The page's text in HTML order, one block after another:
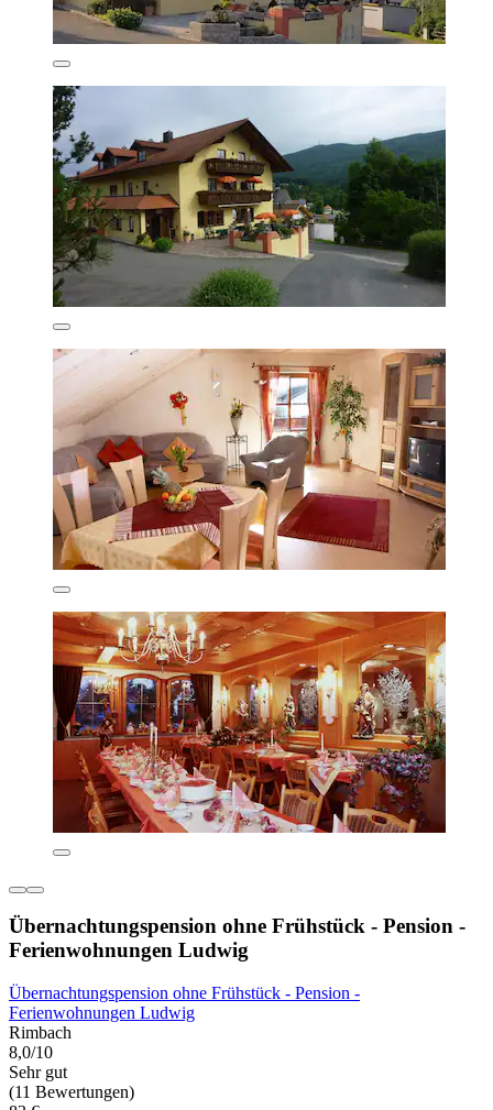
Übernachtungspension ohne Frühstück - Pension -
Ferienwohnungen Ludwig
Übernachtungspension ohne Frühstück - Pension -
Ferienwohnungen Ludwig
Rimbach
8,0/10
Sehr gut
(11 Bewertungen)